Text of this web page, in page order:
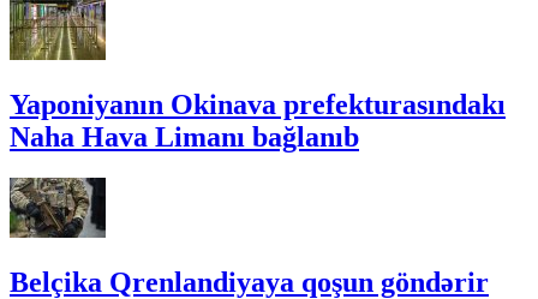
Yaponiyanın Okinava prefekturasındakı
Naha Hava Limanı bağlanıb
Belçika Qrenlandiyaya qoşun göndərir